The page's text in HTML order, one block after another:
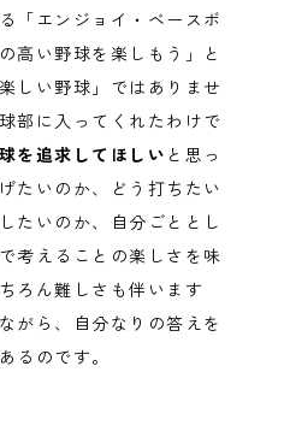
「エンジョイ・ベースボ
高い野球を楽しもう」と
しい野球」ではありませ
部に入ってくれたわけで
を追求してほしい と思っ
たいのか、どう打ちたい
たいのか、自分ごととし
考えることの楽しさを味
ろん難しさも伴います
がら、自分なりの答えを
るのです。